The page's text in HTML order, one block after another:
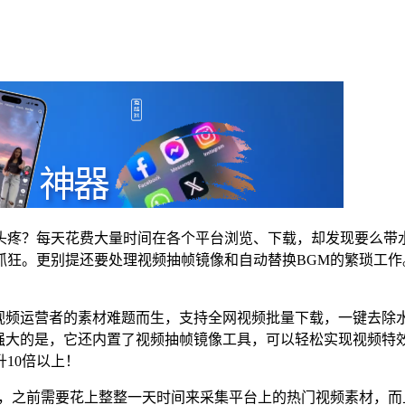
？每天花费大量时间在各个平台浏览、下载，却发现要么
。更别提还要处理视频抽帧镜像和自动替换BGM的繁琐工
运营者的素材难题而生，支持全网视频批量下载，一键去
的是，它还内置了视频抽帧镜像工具，可以轻松实现视频
倍以上！
前需要花上整整一天时间来采集平台上的热门视频素材，